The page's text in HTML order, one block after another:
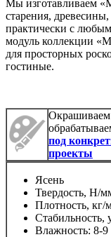
Мы изготавливаем
старения, древесины,
практически с
модуль коллекции
для просторных
гостиные.
под
проекты
Ясень
Твердость, Н/
Плотность, кг/
Стабильность,
Влажность: 8-9